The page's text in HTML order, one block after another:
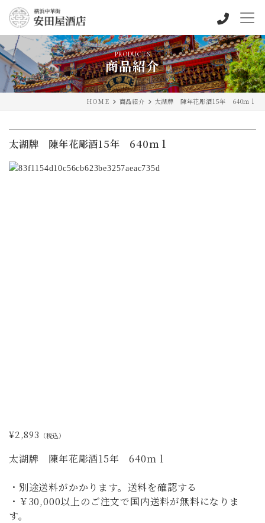
PRODUCTS
商品紹介
HOME 商品紹介 太湖牌 陳年花彫酒15年 640ｍｌ
太湖牌 陳年花彫酒15年 640ｍｌ
¥2,893 （税込）
太湖牌 陳年花彫酒15年 640ｍｌ
・別途送料がかかります。送料を確認する
・￥30,000以上のご注文で国内送料が無料になりま
す。